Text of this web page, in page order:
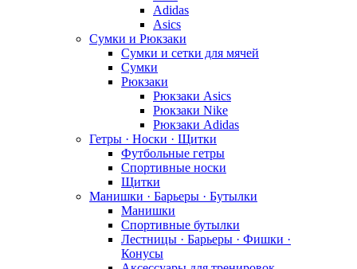
Adidas
Asics
Сумки и Рюкзаки
Сумки и сетки для мячей
Сумки
Рюкзаки
Рюкзаки Asics
Рюкзаки Nike
Рюкзаки Adidas
Гетры · Носки · Щитки
Футбольные гетры
Спортивные носки
Щитки
Манишки · Барьеры · Бутылки
Манишки
Спортивные бутылки
Лестницы · Барьеры · Фишки ·
Конусы